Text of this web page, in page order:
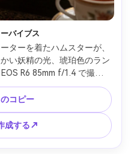
バイブス
ターを着たハムスターが、
い妖精の光、琥珀色のラン
R6 85mm f/1.4 で撮影さ
座っているフォトリアルな
居心地の良い秋の雰囲気、
のディテール --ar 4:5
コピー
成する↗